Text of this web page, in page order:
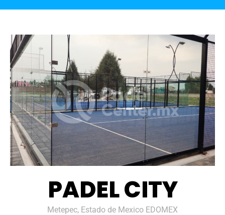
PADEL CITY
Metepec, Estado de Mexico EDOMEX